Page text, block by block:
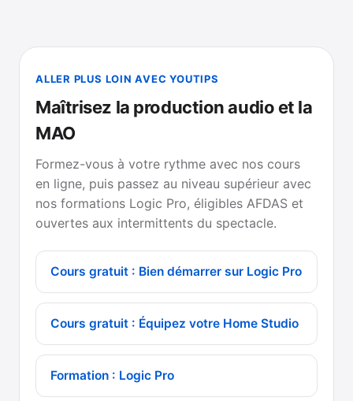
ALLER PLUS LOIN AVEC YOUTIPS
Maîtrisez la production audio et la
MAO
Formez-vous à votre rythme avec nos cours
en ligne, puis passez au niveau supérieur avec
nos formations Logic Pro, éligibles AFDAS et
ouvertes aux intermittents du spectacle.
Cours gratuit : Bien démarrer sur Logic Pro
Cours gratuit : Équipez votre Home Studio
Formation : Logic Pro